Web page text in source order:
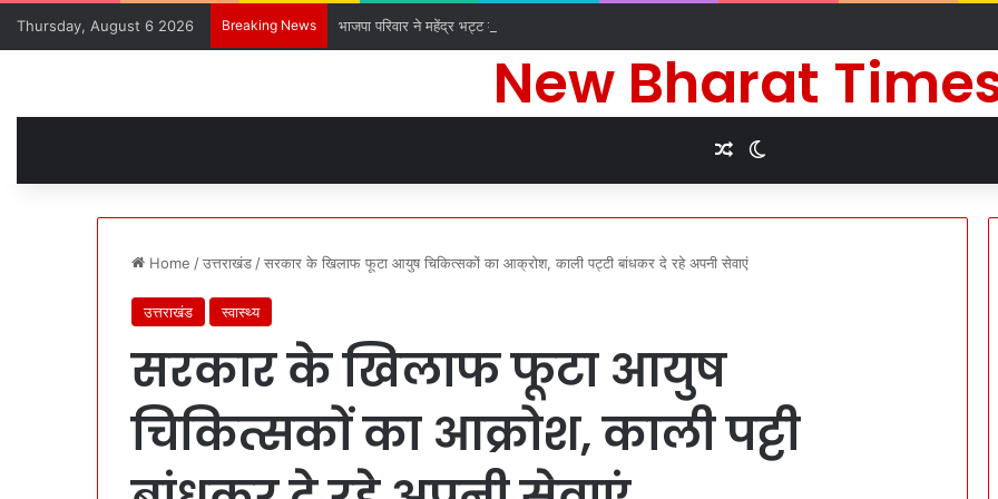
Thursday, August 6 2026 Breaking News भाजपा परिवार ने महेंद्र भट्ट के दीर्घायु जीवन की कामना के लिए किए धार्मिक अनुष्ठान
New Bharat
Random Article
Home /उत्तराखंड /सरकार के खिलाफ फूटा आयुष चिकित्सकों का आक्रोश, काली पट्टी बांधकर दे रहे अपनी सेवाएं
उत्तराखंड स्वास्थ्य
सरकार के खिलाफ फूटा आयुष
चिकित्सकों का आक्रोश, काली पट्टी